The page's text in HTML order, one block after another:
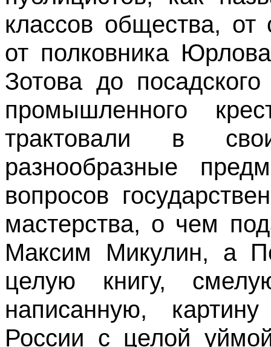
классов общества,
от полковника
Зотова до
промышленного
трактовали в
разнообразные
вопросов
мастерства, о чем
Максим Микулин, а
целую книгу,
написанную,
России с целой